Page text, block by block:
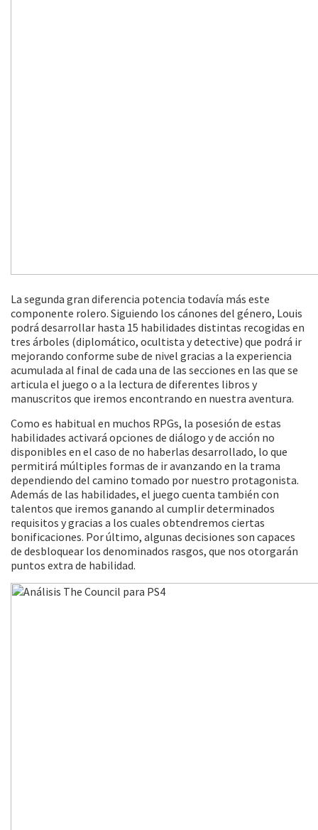
La segunda gran diferencia potencia todavía más este
componente rolero. Siguiendo los cánones del género, Louis
podrá desarrollar hasta 15 habilidades distintas recogidas en
tres árboles (diplomático, ocultista y detective) que podrá ir
mejorando conforme sube de nivel gracias a la experiencia
acumulada al final de cada una de las secciones en las que se
articula el juego o a la lectura de diferentes libros y
manuscritos que iremos encontrando en nuestra aventura.
Como es habitual en muchos RPGs, la posesión de estas
habilidades activará opciones de diálogo y de acción no
disponibles en el caso de no haberlas desarrollado, lo que
permitirá múltiples formas de ir avanzando en la trama
dependiendo del camino tomado por nuestro protagonista.
Además de las habilidades, el juego cuenta también con
talentos que iremos ganando al cumplir determinados
requisitos y gracias a los cuales obtendremos ciertas
bonificaciones. Por último, algunas decisiones son capaces
de desbloquear los denominados rasgos, que nos otorgarán
puntos extra de habilidad.